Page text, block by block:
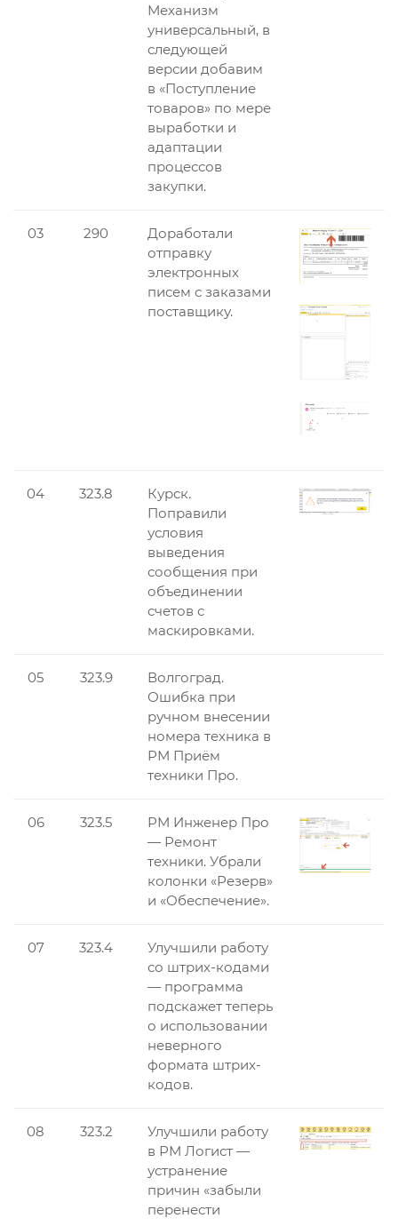
Механизм
универсальный, в
следующей
версии добавим
в «Поступление
товаров» по мере
выработки и
адаптации
процессов
закупки.
03 290
Доработали
отправку
электронных
писем с заказами
поставщику.
04 323.8
Курск.
Поправили
условия
выведения
сообщения при
объединении
счетов с
маскировками.
05 323.9
Волгоград.
Ошибка при
ручном внесении
номера техника в
РМ Приём
техники Про.
06 323.5
РМ Инженер Про
— Ремонт
техники. Убрали
колонки «Резерв»
и «Обеспечение».
07 323.4
Улучшили работу
со штрих-кодами
— программа
подскажет теперь
о использовании
неверного
формата штрих-
кодов.
08 323.2
Улучшили работу
в РМ Логист —
устранение
причин «забыли
перенести